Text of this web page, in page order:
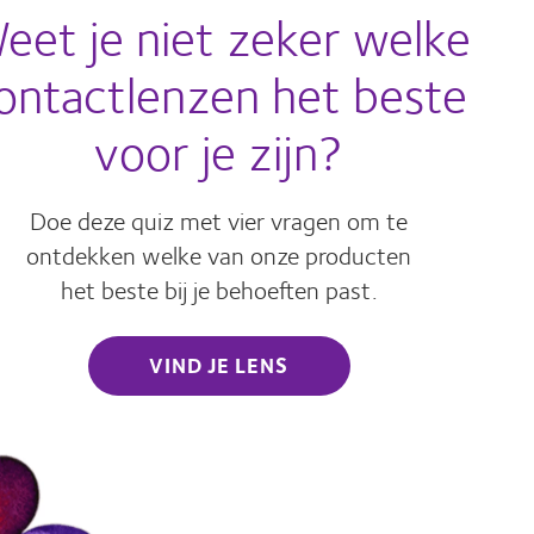
je niet zeker welke
het beste
voor je zijn?
Doe deze quiz met vier vragen om te
ontdekken welke van onze producten
het beste bij je behoeften past.
VIND JE LENS